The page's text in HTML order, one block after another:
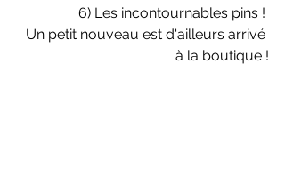
6) Les incontournables pins !
Un petit nouveau est d'ailleurs arrivé
à la boutique !